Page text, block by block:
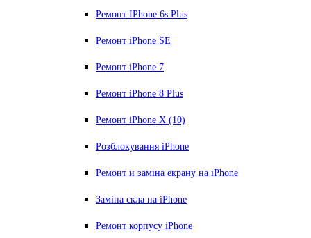
Ремонт IPhone 6s Plus
Ремонт iPhone SE
Ремонт iPhone 7
Ремонт iPhone 8 Plus
Ремонт iPhone X (10)
Розблокування iPhone
Ремонт и заміна екрану на iPhone
Заміна скла на iPhone
Ремонт корпусу iPhone